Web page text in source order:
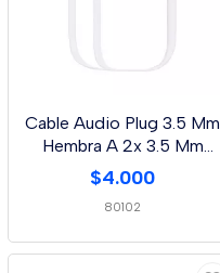
Cable Audio Plug 3.5 Mm
Hembra A 2x 3.5 Mm
Macho
$4.000
80102